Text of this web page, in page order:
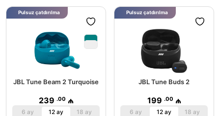
JBL Tune Beam 2 Turquoise
239 .00 ₼
6 ay 12 ay 18 ay
Pulsuz çatdırılma
JBL Tune Buds 2
199 .00 ₼
6 ay 12 ay 18 ay
Pulsuz çatdırılma